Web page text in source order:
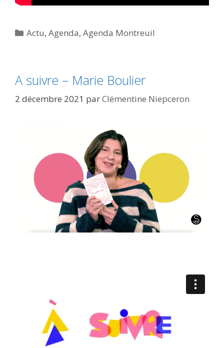
Catégories
Actu,Agenda,Agenda Montreuil
A suivre – Marie Boulier
2 décembre 2021 parClémentine Niepceron